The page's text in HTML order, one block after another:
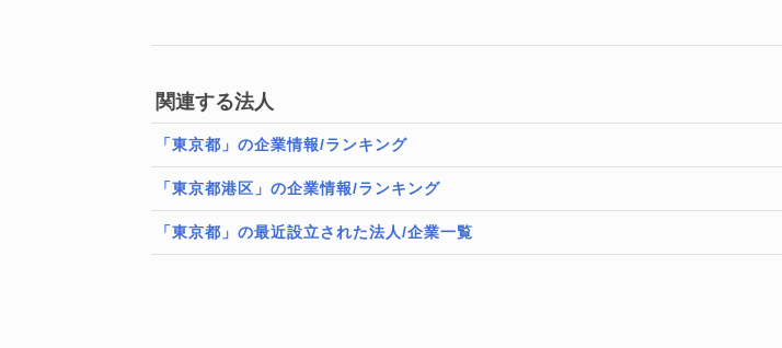
関連する法人
「東京都」の企業情報/ランキング
「東京都港区」の企業情報/ランキング
「東京都」の最近設立された法人/企業一覧